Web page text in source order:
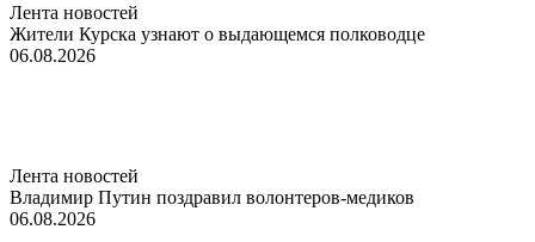
Лента новостей
Жители Курска узнают о выдающемся полководце
06.08.2026
Лента новостей
Владимир Путин поздравил волонтеров-медиков
06.08.2026